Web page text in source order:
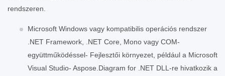
rendszeren.
Microsoft Windows vagy kompatibilis operációs rendszer
.NET Framework, .NET Core, Mono vagy COM-
együttműködéssel- Fejlesztői környezet, például a Microsoft
Visual Studio- Aspose.Diagram for .NET DLL-re hivatkozik a